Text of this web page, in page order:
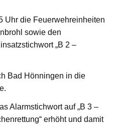
Uhr die Feuerwehreinheiten
sowie den
„B 2 –
Bad Hönningen in die
Alarmstichwort auf „B 3 –
erhöht und damit